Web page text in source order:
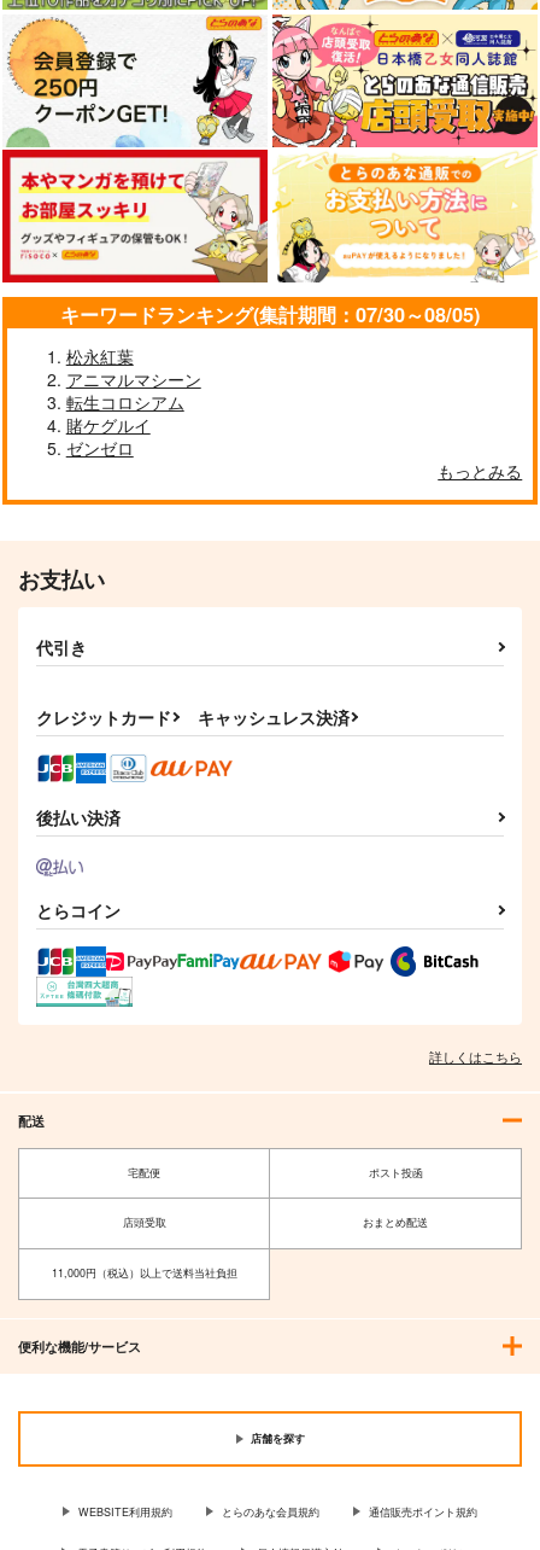
白露型キーホルダー
白露
STAR BERRY
330円（税込）
白露
作品詳細
キーワードランキング(集計期間：07/30～08/05)
松永紅葉
アニマルマシーン
転生コロシアム
賭ケグルイ
ゼンゼロ
もっとみる
お支払い
代引き
クレジットカード キャッシュレス決済
後払い決済
とらコイン
詳しくはこちら
配送
宅配便 ポスト投函
店頭受取 おまとめ配送
11,000円（税込）以上で送料当社負担
便利な機能/サービス
店舗を探す
WEBSITE利用規約 とらのあな会員規約 通信販売ポイント規約